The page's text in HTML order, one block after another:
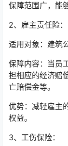
保障范围广，能
2、雇主责任险：
适用对象：建筑
保障内容：当员
担相应的经济赔
亡赔偿金等。
优势：减轻雇主
权益。
3、工伤保险：